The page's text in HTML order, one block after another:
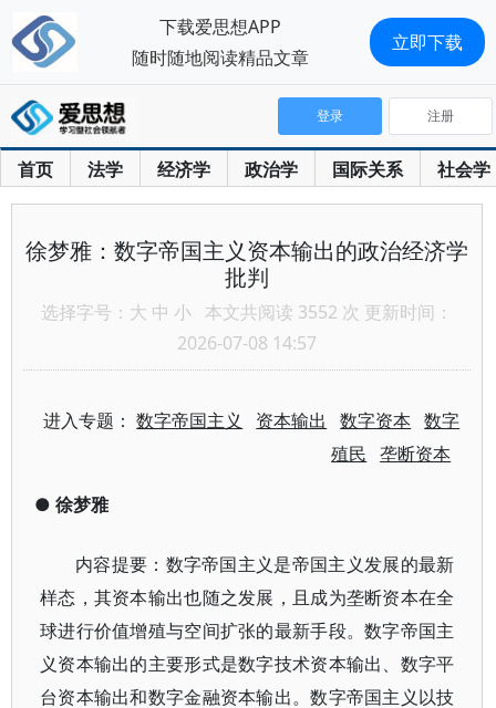
首页 法学 经济学 政治学 国际关系 社会学
登录 注册
徐梦雅：数字帝国主义资本输出的政治经济学
批判
选择字号： 大 中 小 本文共阅读 3552 次 更新时间：
2026-07-08 14:57
进入专题：数字帝国主义 资本输出 数字资本
数字
殖民
垄断资本
● 徐梦雅
内容提要： 数字帝国主义是帝国主义发展的最新
样态，其资本输出也随之发展，且成为垄断资本在全
球进行价值增殖与空间扩张的最新手段。数字帝国主
义资本输出的主要形式是数字技术资本输出、数字平
台资本输出和数字金融资本输出。数字帝国主义以技
下载爱思想APP
随时随地阅读精品文章
立即下载